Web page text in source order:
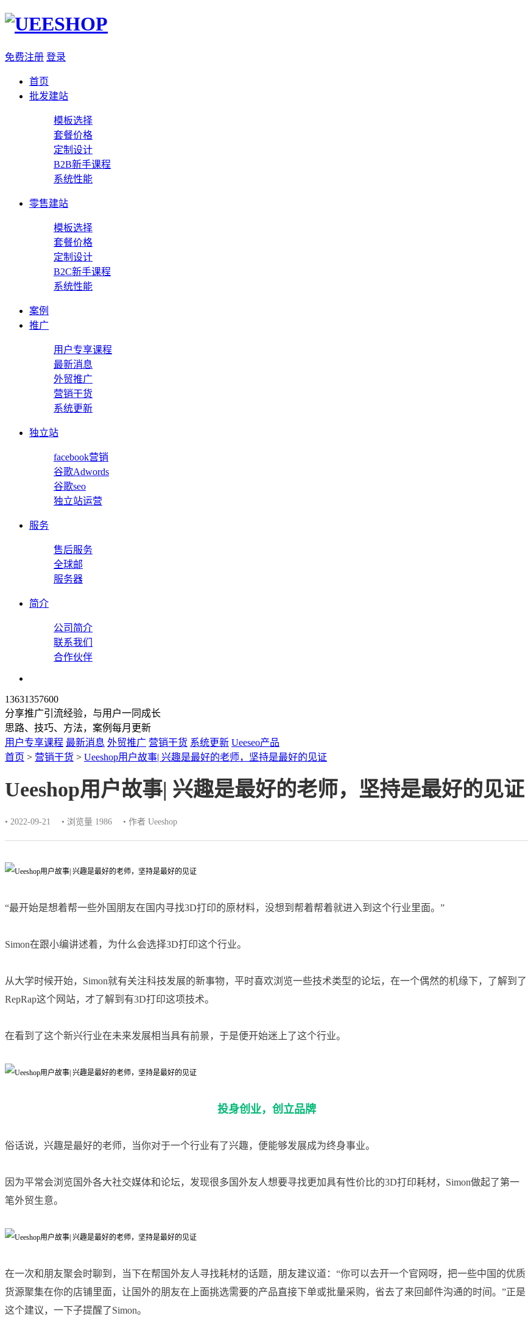
免费注册 登录
首页
批发建站
模板选择
套餐价格
定制设计
B2B新手课程
系统性能
零售建站
模板选择
套餐价格
定制设计
B2C新手课程
系统性能
案例
推广
用户专享课程
最新消息
外贸推广
营销干货
系统更新
独立站
facebook营销
谷歌Adwords
谷歌seo
独立站运营
服务
售后服务
全球邮
服务器
简介
公司简介
联系我们
合作伙伴
13631357600
分享推广引流经验，与用户一同成长
思路、技巧、方法，案例每月更新
用户专享课程 最新消息 外贸推广 营销干货 系统更新 Ueeseo产品
首页 > 营销干货 > Ueeshop用户故事| 兴趣是最好的老师，坚持是最好的见证
Ueeshop用户故事| 兴趣是最好的老师，坚持是最好的见证
• 2022-09-21 • 浏览量 1986 • 作者 Ueeshop
“最开始是想着帮一些外国朋友在国内寻找3D打印的原材料，没想到帮着帮着就进入到这个行业里面。”
Simon在跟小编讲述着，为什么会选择3D打印这个行业。
从大学时候开始，Simon就有关注科技发展的新事物，平时喜欢浏览一些技术类型的论坛，在一个偶然的机缘下，了解到了
RepRap这个网站，才了解到有3D打印这项技术。
在看到了这个新兴行业在未来发展相当具有前景，于是便开始迷上了这个行业。
投身创业，创立品牌
俗话说，兴趣是最好的老师，当你对于一个行业有了兴趣，便能够发展成为终身事业。
因为平常会浏览国外各大社交媒体和论坛，发现很多国外友人想要寻找更加具有性价比的3D打印耗材，Simon做起了第一
笔外贸生意。
在一次和朋友聚会时聊到，当下在帮国外友人寻找耗材的话题，朋友建议道：“你可以去开一个官网呀，把一些中国的优质
货源聚集在你的店铺里面，让国外的朋友在上面挑选需要的产品直接下单或批量采购，省去了来回邮件沟通的时间。”正是
这个建议，一下子提醒了Simon。